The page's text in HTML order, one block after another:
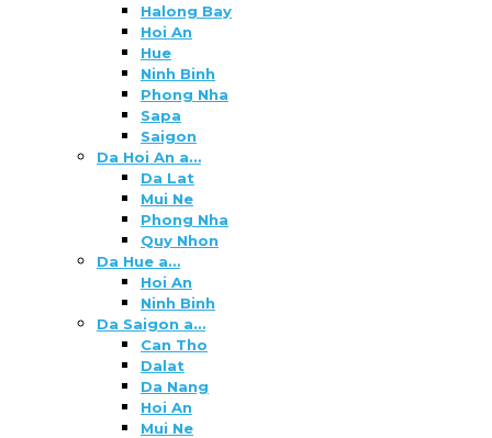
Halong Bay
Hoi An
Hue
Ninh Binh
Phong Nha
Sapa
Saigon
Da Hoi An a…
Da Lat
Mui Ne
Phong Nha
Quy Nhon
Da Hue a…
Hoi An
Ninh Binh
Da Saigon a…
Can Tho
Dalat
Da Nang
Hoi An
Mui Ne